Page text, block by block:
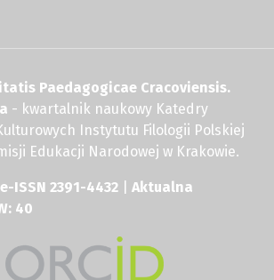
Paedagogicae Cracoviensis.
- kwartalnik naukowy Katedry
Instytutu Filologii Polskiej
Edukacji Narodowej w Krakowie.
ISSN 2391-4432
Aktualna
40